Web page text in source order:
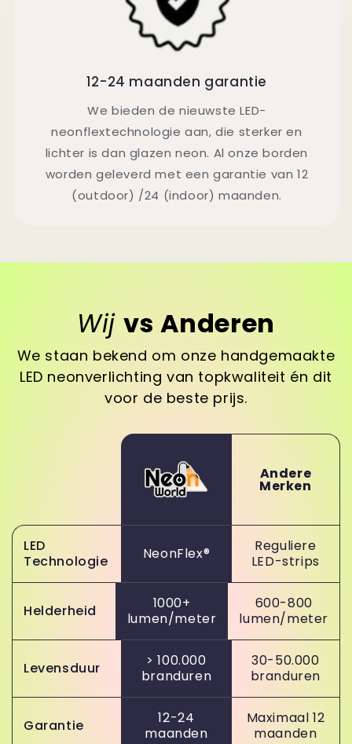
12-24 maanden garantie
We bieden de nieuwste LED-
neonflextechnologie aan, die sterker en
lichter is dan glazen neon. Al onze borden
worden geleverd met een garantie van 12
(outdoor) /24 (indoor) maanden.
Wij vs Anderen
We staan bekend om onze handgemaakte
LED neonverlichting van topkwaliteit én dit
voor de beste prijs.
Andere
Merken
LED
Technologie
NeonFlex®
Reguliere
LED-strips
Helderheid
1000+
lumen/meter
600-800
lumen/meter
Levensduur
> 100.000
branduren
30-50.000
branduren
Garantie
12-24
maanden
Maximaal 12
maanden